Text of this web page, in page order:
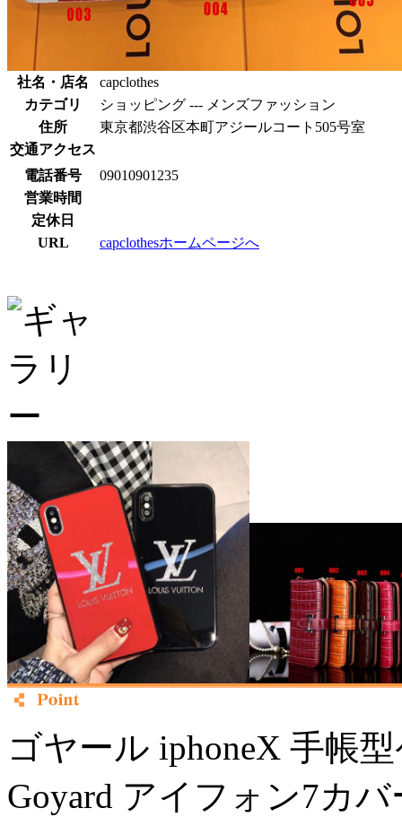
社名・店名
capclothes
カテゴリ
ショッピング --- メンズファッション
住所
東京都渋谷区本町アジールコート505号室
交通アクセス
電話番号
09010901235
営業時間
定休日
URL
capclothesホームページへ
ゴヤール iphoneX 手帳
Goyard アイフォン7カ